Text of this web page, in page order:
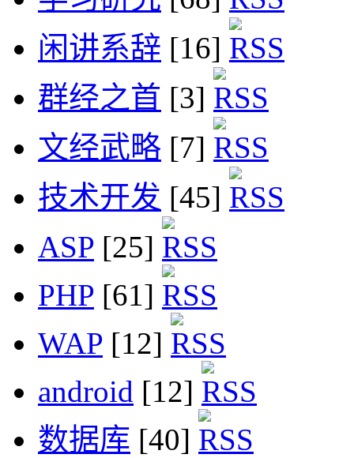
闲讲系辞 [16]
群经之首 [3]
文经武略 [7]
技术开发 [45]
ASP [25]
PHP [61]
WAP [12]
android [12]
数据库 [40]